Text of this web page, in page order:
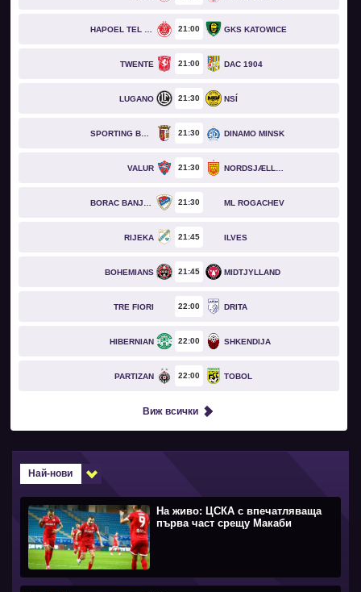
21 00 GKS KATOWICE
TWENTE 21 00 DAC 1904
LUGANO 21 30 NSÍ
SPORTING BRAGA 21 30 DINAMO MINSK
VALUR 21 30
21 30 ML ROGACHEV
RIJEKA 21 45 ILVES
BOHEMIANS 21 45 MIDTJYLLAND
TRE FIORI 22 00 DRITA
HIBERNIAN 22 00 SHKENDIJA
PARTIZAN 22 00 TOBOL
Виж всички
Най-нови
На живо: ЦСКА с впечатляваща
първа част срещу Макаби